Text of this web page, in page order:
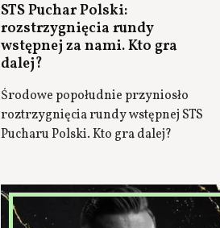
STS Puchar Polski:
rozstrzygnięcia rundy
wstępnej za nami. Kto gra
dalej?
Środowe popołudnie przyniosło
roztrzygnięcia rundy wstępnej STS
Pucharu Polski. Kto gra dalej?